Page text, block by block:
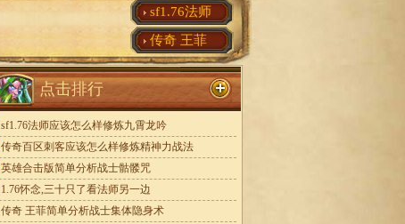
sf1.76法师
传奇 王菲
点击排行
sf1.76法师应该怎么样修炼九霄龙吟
传奇百区刺客应该怎么样修炼精神力战法
英雄合击版简单分析战士骷髅咒
1.76怀念,三十只了看法师另一边
传奇 王菲简单分析战士集体隐身术